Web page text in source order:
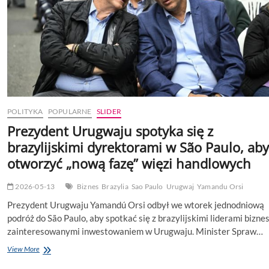
POLITYKA POPULARNE SLIDER
Prezydent Urugwaju spotyka się z
brazylijskimi dyrektorami w São Paulo, aby
otworzyć „nową fazę” więzi handlowych
2026-05-13 Biznes Brazylia Sao Paulo Urugwaj Yamandu Orsi
Prezydent Urugwaju Yamandú Orsi odbył we wtorek jednodniową
podróż do São Paulo, aby spotkać się z brazylijskimi liderami
zainteresowanymi inwestowaniem w Urugwaju. Minister Spraw…
View MorePrezydent